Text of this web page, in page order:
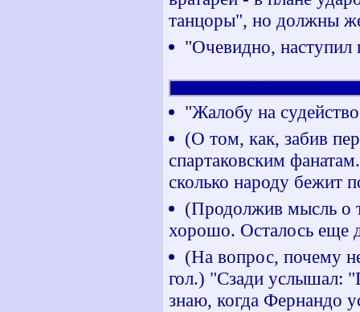
танцоры", но должны
"Очевидно, наступил
Спартак_Москва (ЯЩЕР, Мытищи)
"Жалобу на
(О том, как, забив
спартаковским
сколько народу бежит
(Продолжив мысль о
хорошо. Осталось еще
(На вопрос, почему
гол.) "Сзади услышал:
знаю, когда Фернандо